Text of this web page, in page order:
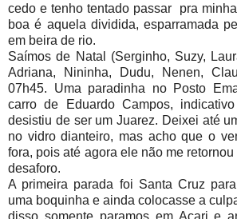
cedo e tenho tentado passar pra
boa é aquela dividida, esparramada
em beira de rio.
Saímos de Natal (Serginho, Suzy,
Adriana, Nininha, Dudu, Nenen,
07h45. Uma paradinha no Posto
carro de Eduardo Campos,
desistiu de ser um Juarez. Deixei até
no vidro dianteiro, mas acho que o
fora, pois até agora ele não me
desaforo.
A primeira parada foi Santa Cruz
uma boquinha e ainda colocasse a
disso somente paramos em Acari e